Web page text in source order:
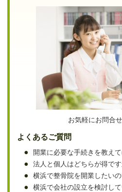
お気軽にお問合
よくあるご質問
開業に必要な手続きを教え
法人と個人はどちらが得です
横浜で整骨院を開業したいの
横浜で会社の設立を検討し